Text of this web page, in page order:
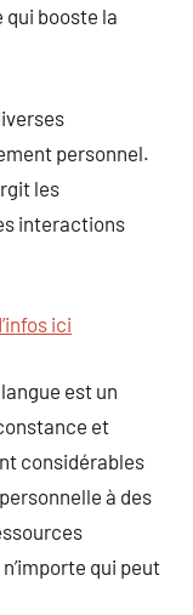
qui booste la
personnel.
les
interactions
ici
est un
et
considérables
à des
qui peut